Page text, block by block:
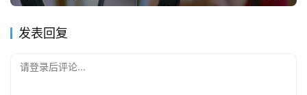
发表回复
请登录后评论...